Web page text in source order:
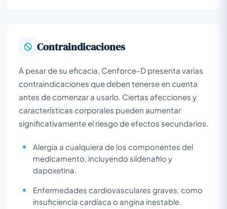
Contraindicaciones
A pesar de su eficacia, Cenforce-D presenta varias
contraindicaciones que deben tenerse en cuenta
antes de comenzar a usarlo. Ciertas afecciones y
características corporales pueden aumentar
significativamente el riesgo de efectos secundarios.
Alergia a cualquiera de los componentes del
medicamento, incluyendo sildenafilo y
dapoxetina.
Enfermedades cardiovasculares graves, como
insuficiencia cardíaca o angina inestable.